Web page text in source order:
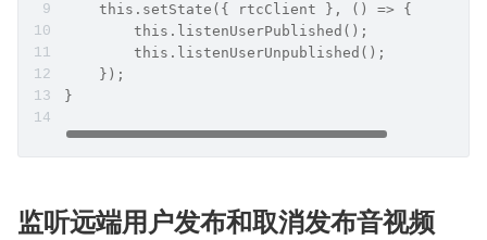
    this.setState({ rtcClient }, () => {
        this.listenUserPublished();
        this.listenUserUnpublished();
    });
}
监听远端用户发布和取消发布音视频